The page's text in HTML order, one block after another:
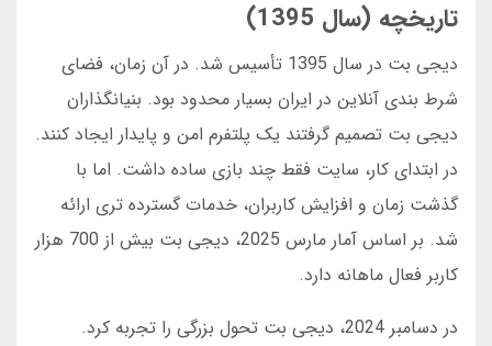
تاریخچه (سال 1395)
دیجی بت در سال 1395 تأسیس شد. در آن زمان، فضای
شرط بندی آنلاین در ایران بسیار محدود بود. بنیانگذاران
دیجی بت تصمیم گرفتند یک پلتفرم امن و پایدار ایجاد کنند.
در ابتدای کار، سایت فقط چند بازی ساده داشت. اما با
گذشت زمان و افزایش کاربران، خدمات گسترده تری ارائه
شد. بر اساس آمار مارس 2025، دیجی بت بیش از 700 هزار
کاربر فعال ماهانه دارد.
در دسامبر 2024، دیجی بت تحول بزرگی را تجربه کرد.